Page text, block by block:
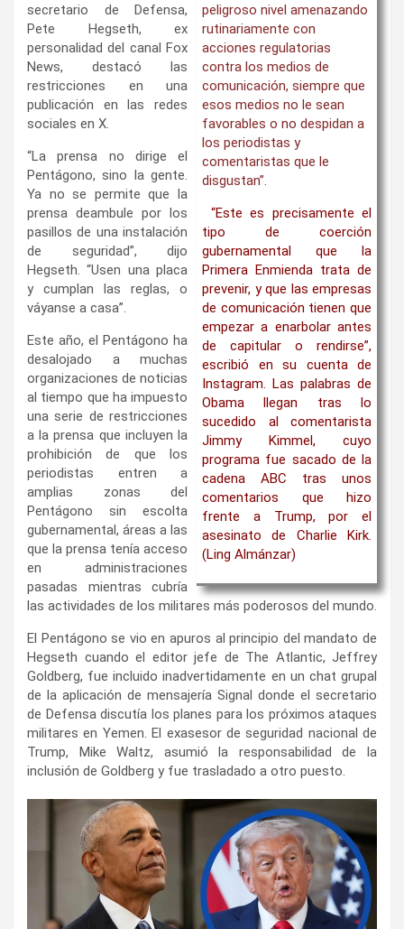
peligroso nivel amenazando
rutinariamente con
acciones regulatorias
contra los medios de
comunicación, siempre que
esos medios no le sean
favorables o no despidan a
los periodistas y
comentaristas que le
disgustan”.
“Este es precisamente el
tipo de coerción
gubernamental que la
Primera Enmienda trata de
prevenir, y que las empresas
de comunicación tienen que
empezar a enarbolar antes
de capitular o rendirse”,
escribió en su cuenta de
Instagram. Las palabras de
Obama llegan tras lo
sucedido al comentarista
Jimmy Kimmel, cuyo
programa fue sacado de la
cadena ABC tras unos
comentarios que hizo
frente a Trump, por el
asesinato de Charlie Kirk.
(Ling Almánzar)
secretario de Defensa,
Pete Hegseth, ex
personalidad del canal Fox
News, destacó las
restricciones en una
publicación en las redes
sociales en X.
“La prensa no dirige el
Pentágono, sino la gente.
Ya no se permite que la
prensa deambule por los
pasillos de una instalación
de seguridad”, dijo
Hegseth. “Usen una placa
y cumplan las reglas, o
váyanse a casa”.
Este año, el Pentágono ha
desalojado a muchas
organizaciones de noticias
al tiempo que ha impuesto
una serie de restricciones
a la prensa que incluyen la
prohibición de que los
periodistas entren a
amplias zonas del
Pentágono sin escolta
gubernamental, áreas a las
que la prensa tenía acceso
en administraciones
pasadas mientras cubría
las actividades de los militares más poderosos del mundo.
El Pentágono se vio en apuros al principio del mandato de
Hegseth cuando el editor jefe de The Atlantic, Jeffrey
Goldberg, fue incluido inadvertidamente en un chat grupal
de la aplicación de mensajería Signal donde el secretario
de Defensa discutía los planes para los próximos ataques
militares en Yemen. El exasesor de seguridad nacional de
Trump, Mike Waltz, asumió la responsabilidad de la
inclusión de Goldberg y fue trasladado a otro puesto.